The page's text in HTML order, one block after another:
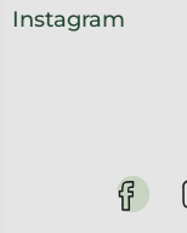
Instagram